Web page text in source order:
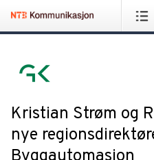
Kristian Strøm og
nye